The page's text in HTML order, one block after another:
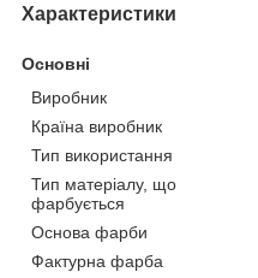
Характеристики
Основні
Виробник
Країна виробник
Тип використання
Тип матеріалу, що
фарбується
Основа фарби
Фактурна фарба